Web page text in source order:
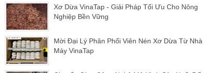
Xơ Dừa VinaTap - Giải Pháp Tối Ưu Cho Nông
Nghiệp Bền Vững
Mời Đại Lý Phân Phối Viên Nén Xơ Dừa Từ Nhà
Máy VinaTap